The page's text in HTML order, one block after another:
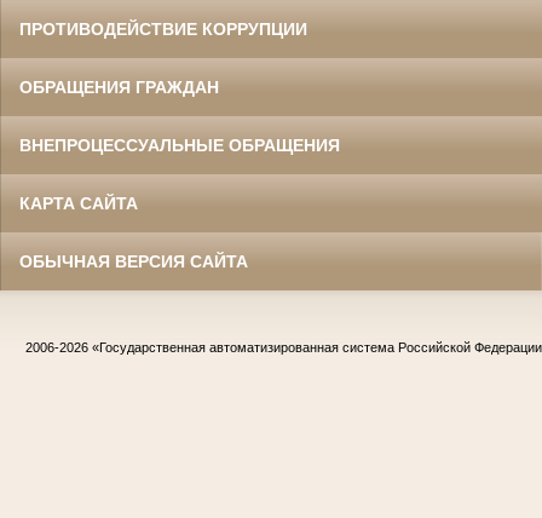
ПРОТИВОДЕЙСТВИЕ КОРРУПЦИИ
ОБРАЩЕНИЯ ГРАЖДАН
ВНЕПРОЦЕССУАЛЬНЫЕ ОБРАЩЕНИЯ
КАРТА САЙТА
ОБЫЧНАЯ ВЕРСИЯ САЙТА
2006-2026 «Государственная автоматизированная система Российской